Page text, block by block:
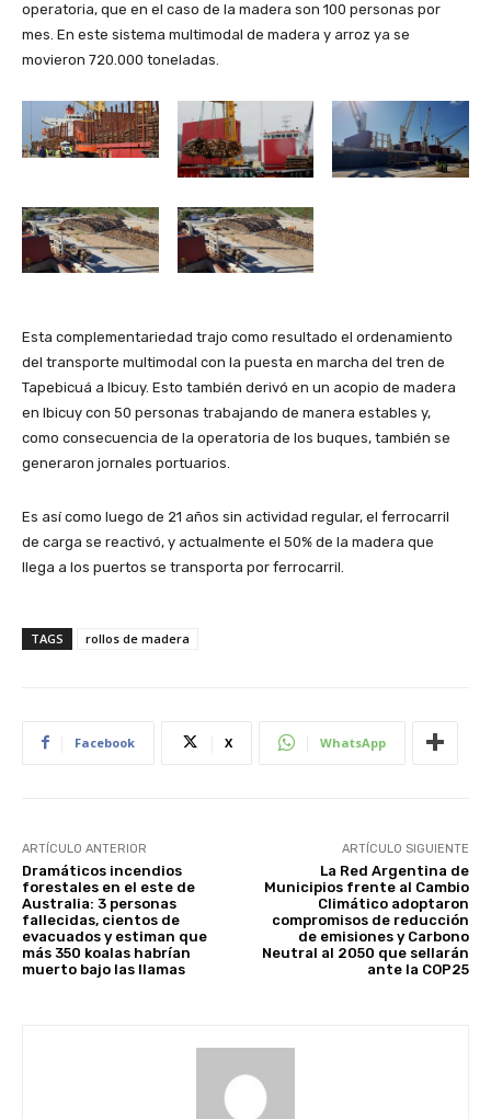
operatoria, que en el caso de la madera son 100 personas por
mes. En este sistema multimodal de madera y arroz ya se
movieron 720.000 toneladas.
Esta complementariedad trajo como resultado el ordenamiento
del transporte multimodal con la puesta en marcha del tren de
Tapebicuá a Ibicuy. Esto también derivó en un acopio de madera
en Ibicuy con 50 personas trabajando de manera estables y,
como consecuencia de la operatoria de los buques, también se
generaron jornales portuarios.
Es así como luego de 21 años sin actividad regular, el ferrocarril
de carga se reactivó, y actualmente el 50% de la madera que
llega a los puertos se transporta por ferrocarril.
TAGS rollos de madera
Facebook X WhatsApp
ARTÍCULO ANTERIOR
Dramáticos incendios
forestales en el este de
Australia: 3 personas
fallecidas, cientos de
evacuados y estiman que
más 350 koalas habrían
muerto bajo las llamas
ARTÍCULO SIGUIENTE
La Red Argentina de
Municipios frente al Cambio
Climático adoptaron
compromisos de reducción
de emisiones y Carbono
Neutral al 2050 que sellarán
ante la COP25